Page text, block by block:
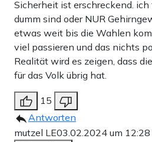
Sicherheit ist erschreckend. ich
dumm sind oder NUR
etwas weit bis die Wahlen
viel passieren und das nichts
Realität wird es zeigen, dass
für das Volk übrig hat.
15
Antworten
mutzel LE03.02.2024 um